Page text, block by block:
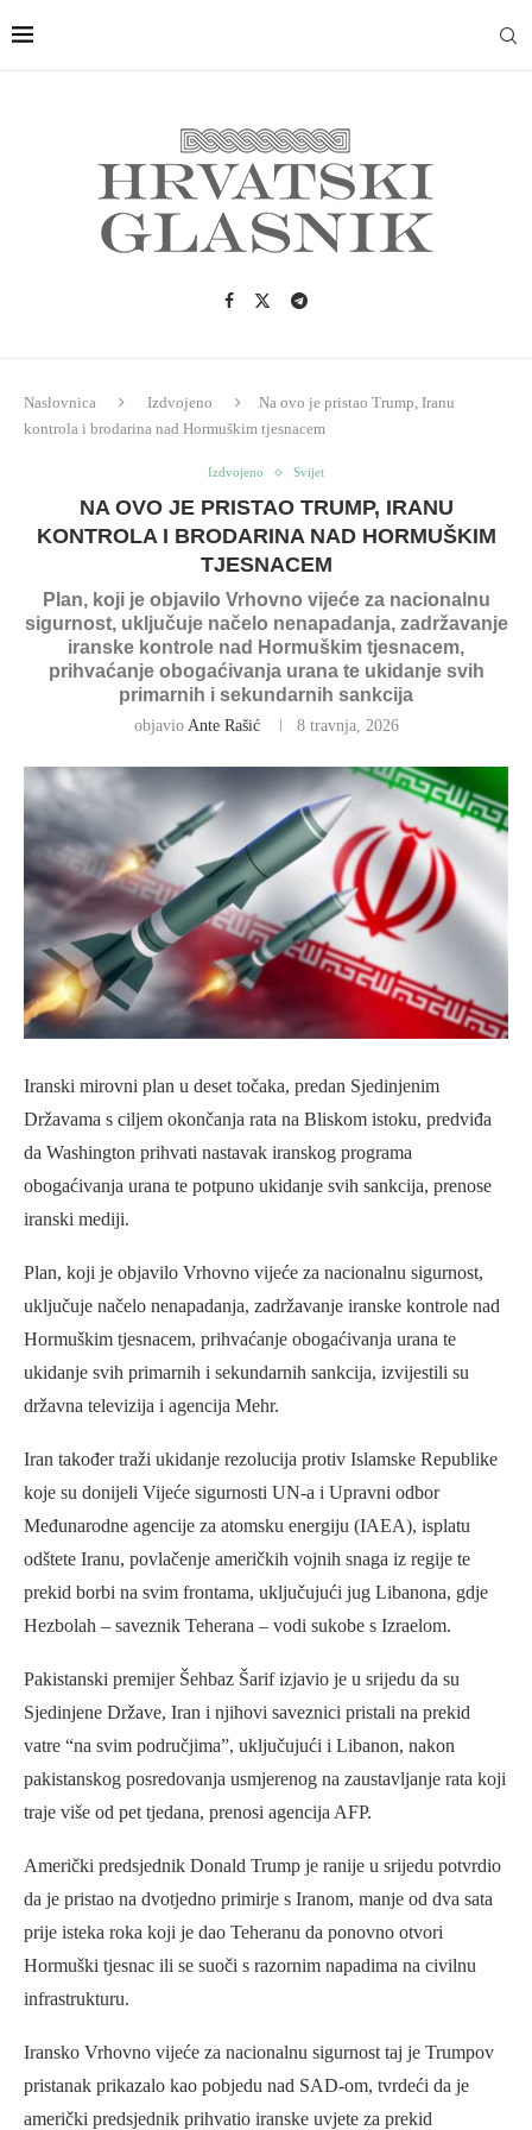
Naslovnica Izdvojeno
Na ovo je pristao Trump, Iranu
kontrola i brodarina nad Hormuškim tjesnacem
Izdvojeno Svijet
NA OVO JE PRISTAO TRUMP, IRANU
KONTROLA I BRODARINA NAD HORMUŠKIM
TJESNACEM
Plan, koji je objavilo Vrhovno vijeće za nacionalnu
sigurnost, uključuje načelo nenapadanja, zadržavanje
iranske kontrole nad Hormuškim tjesnacem,
prihvaćanje obogaćivanja urana te ukidanje svih
primarnih i sekundarnih sankcija
objavio Ante Rašić 8 travnja, 2026
Iranski mirovni plan u deset točaka, predan Sjedinjenim
Državama s ciljem okončanja rata na Bliskom istoku, predviđa
da Washington prihvati nastavak iranskog programa
obogaćivanja urana te potpuno ukidanje svih sankcija, prenose
iranski mediji.
Plan, koji je objavilo Vrhovno vijeće za nacionalnu sigurnost,
uključuje načelo nenapadanja, zadržavanje iranske kontrole nad
Hormuškim tjesnacem, prihvaćanje obogaćivanja urana te
ukidanje svih primarnih i sekundarnih sankcija, izvijestili su
državna televizija i agencija Mehr.
Iran također traži ukidanje rezolucija protiv Islamske Republike
koje su donijeli Vijeće sigurnosti UN-a i Upravni odbor
Međunarodne agencije za atomsku energiju (IAEA), isplatu
odštete Iranu, povlačenje američkih vojnih snaga iz regije te
prekid borbi na svim frontama, uključujući jug Libanona, gdje
Hezbolah – saveznik Teherana – vodi sukobe s Izraelom.
Pakistanski premijer Šehbaz Šarif izjavio je u srijedu da su
Sjedinjene Države, Iran i njihovi saveznici pristali na prekid
vatre “na svim područjima”, uključujući i Libanon, nakon
pakistanskog posredovanja usmjerenog na zaustavljanje rata koji
traje više od pet tjedana, prenosi agencija AFP.
Američki predsjednik Donald Trump je ranije u srijedu potvrdio
da je pristao na dvotjedno primirje s Iranom, manje od dva sata
prije isteka roka koji je dao Teheranu da ponovno otvori
Hormuški tjesnac ili se suoči s razornim napadima na civilnu
infrastrukturu.
Iransko Vrhovno vijeće za nacionalnu sigurnost taj je Trumpov
pristanak prikazalo kao pobjedu nad SAD-om, tvrdeći da je
američki predsjednik prihvatio iranske uvjete za prekid